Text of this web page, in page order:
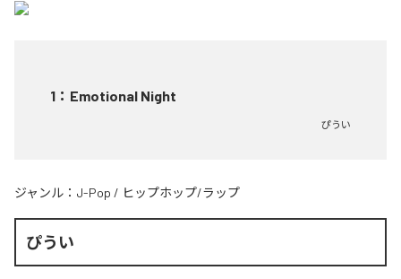
1 ： Emotional Night
ぴうい
ジャンル： J-Pop / ヒップホップ/ラップ
ぴうい